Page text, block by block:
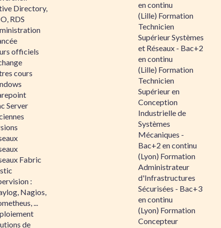
Directory,
RDS
officiels
cours
Server
Fabric
:
Nagios,
...
de
en continu
(Lille) Formation
Technicien
Supérieur Systèmes
et Réseaux - Bac+2
en continu
(Lille) Formation
Technicien
Supérieur en
Conception
Industrielle de
Systèmes
Mécaniques -
Bac+2 en continu
(Lyon) Formation
Administrateur
d'Infrastructures
Sécurisées - Bac+3
en continu
(Lyon) Formation
Concepteur